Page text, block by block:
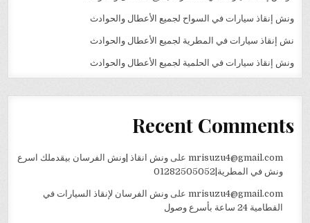
ونش إنقاذ سيارات في السواح لجميع الأعطال والحوادث
نش إنقاذ سيارات في المطرية لجميع الأعطال والحوادث
ونش إنقاذ سيارات في الحلمية لجميع الأعطال والحوادث
Recent Comments
mrisuzu4@gmail.comعلى ونش انقاذ |ونش الفرسان بيقدملك اسرع
ونش في المطرية|01282505052
mrisuzu4@gmail.comعلى ونش الفرسان لإنقاذ السيارات في
القطامية 24 ساعة بأسرع وصول